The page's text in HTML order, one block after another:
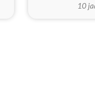
10